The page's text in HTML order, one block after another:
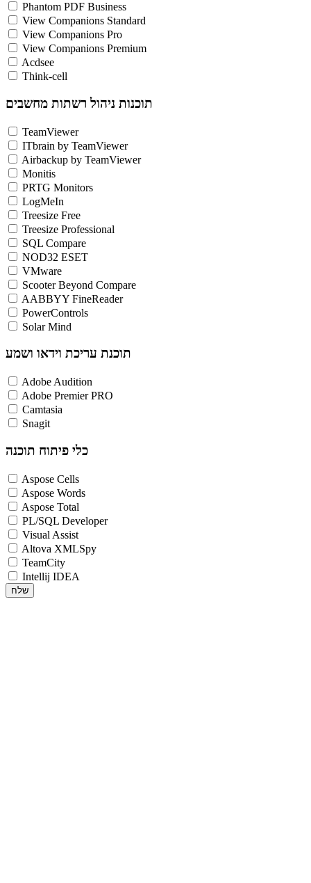
Phantom PDF Business
View Companions Standard
View Companions Pro
View Companions Premium
Acdsee
Think-cell
תוכנות ניהול רשתות מחשבים
TeamViewer
ITbrain by TeamViewer
Airbackup by TeamViewer
Monitis
PRTG Monitors
LogMeIn
Treesize Free
Treesize Professional
SQL Compare
NOD32 ESET
VMware
Scooter Beyond Compare
AABBYY FineReader
PowerControls
Solar Mind
תוכנת עריכת וידאו ושמע
Adobe Audition
Adobe Premier PRO
Camtasia
Snagit
כלי פיתוח תוכנה
Aspose Cells
Aspose Words
Aspose Total
PL/SQL Developer
Visual Assist
Altova XMLSpy
TeamCity
Intellij IDEA